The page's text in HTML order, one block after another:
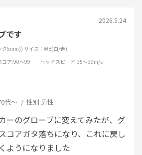
2026.5.24
です
ク5mm)) サイズ：WB(白/青)
コア:90～99 ヘッドスピード:35～39m/s
代～ 性別:男性
ーのグローブに変えてみたが、グ
コアガタ落ちになり、これに戻し
ようになりました